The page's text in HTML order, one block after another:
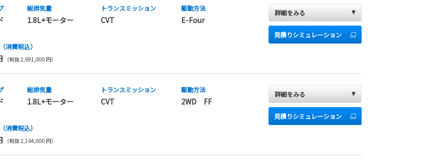
総排気量
1.8L+モーター
トランスミッション
CVT
駆動方法
E-Four
（消費税込）
（税抜 2,691,000 円）
詳細をみる
見積りシミュレーション
総排気量
1.8L+モーター
トランスミッション
CVT
駆動方法
2WD FF
（消費税込）
（税抜 2,164,000 円）
詳細をみる
見積りシミュレーション